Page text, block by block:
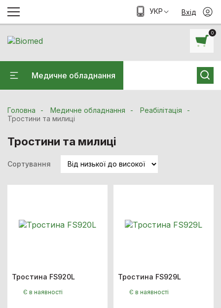
0
Медичне обладнання
УКР Вхід
Головна Медичне обладнання
Реабілітація
Тростини та милиці
Тростини та милиці
Сортування
Тростина FS920L
Є в наявності
Тростина FS929L
Є в наявності